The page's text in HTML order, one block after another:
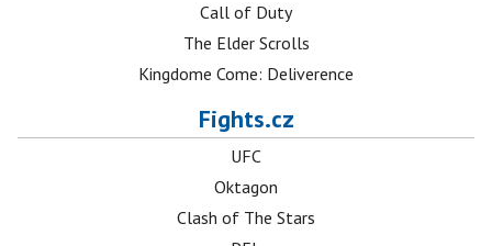
Call of Duty
The Elder Scrolls
Kingdome Come: Deliverence
Fights.cz
UFC
Oktagon
Clash of The Stars